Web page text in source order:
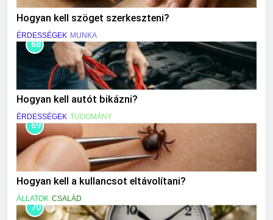
Hogyan kell szöget szerkeszteni?
ÉRDESSÉGEK MUNKA
68
Hogyan kell autót bikázni?
ÉRDESSÉGEK TUDOMÁNY
69
Hogyan kell a kullancsot eltávolítani?
ÁLLATOK CSALÁD
70